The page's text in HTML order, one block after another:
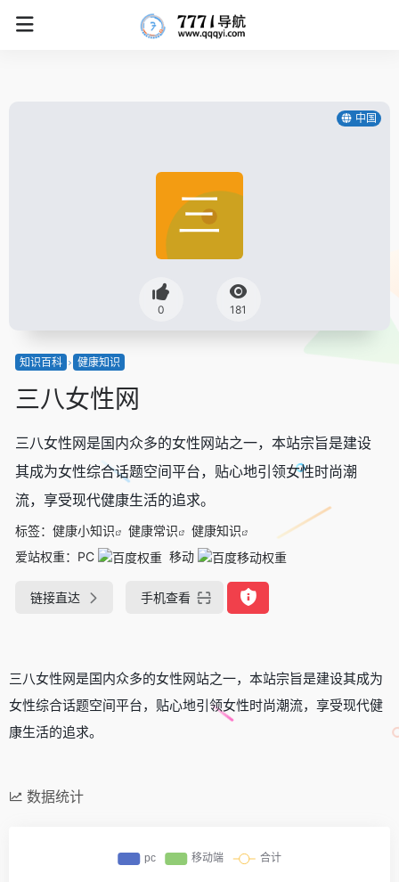
中国
0 181
知识百科 健康知识
三八女性网
三八女性网是国内众多的女性网站之一，本站宗旨是建设
其成为女性综合话题空间平台，贴心地引领女性时尚潮
流，享受现代健康生活的追求。
标签： 健康小知识 健康常识
健康知识
爱站权重： PC 移动
链接直达 手机查看
三八女性网是国内众多的女性网站之一，本站宗旨是建设其成为
女性综合话题空间平台，贴心地引领女性时尚潮流，享受现代健
康生活的追求。
数据统计